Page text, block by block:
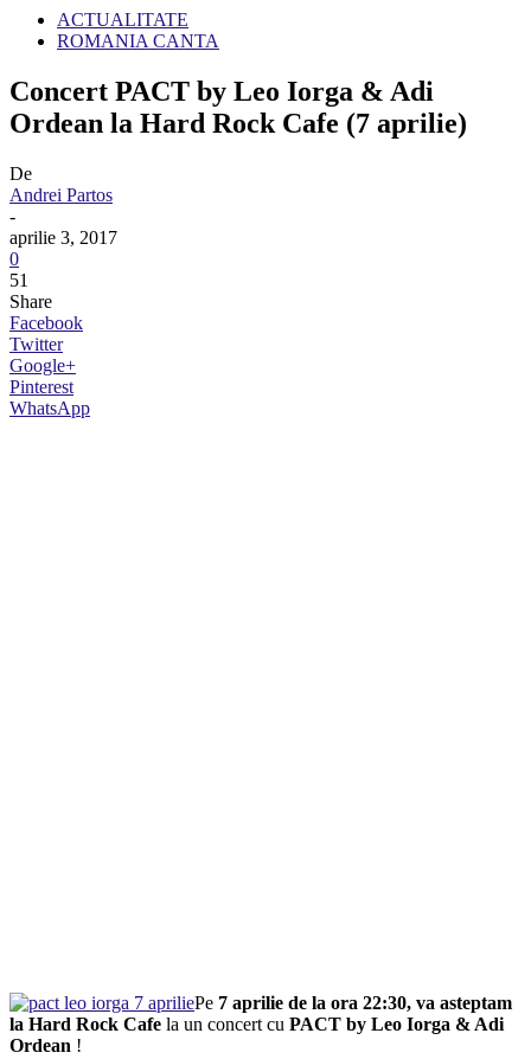
ACTUALITATE
ROMANIA CANTA
Concert PACT by Leo Iorga & Adi
Ordean la Hard Rock Cafe (7 aprilie)
De
Andrei Partos
-
aprilie 3, 2017
0
51
Share
Facebook
Twitter
Google+
Pinterest
WhatsApp
Pe 7 aprilie de la ora 22:30, va asteptam
la Hard Rock Cafe la un concert cu PACT by Leo Iorga & Adi
Ordean !